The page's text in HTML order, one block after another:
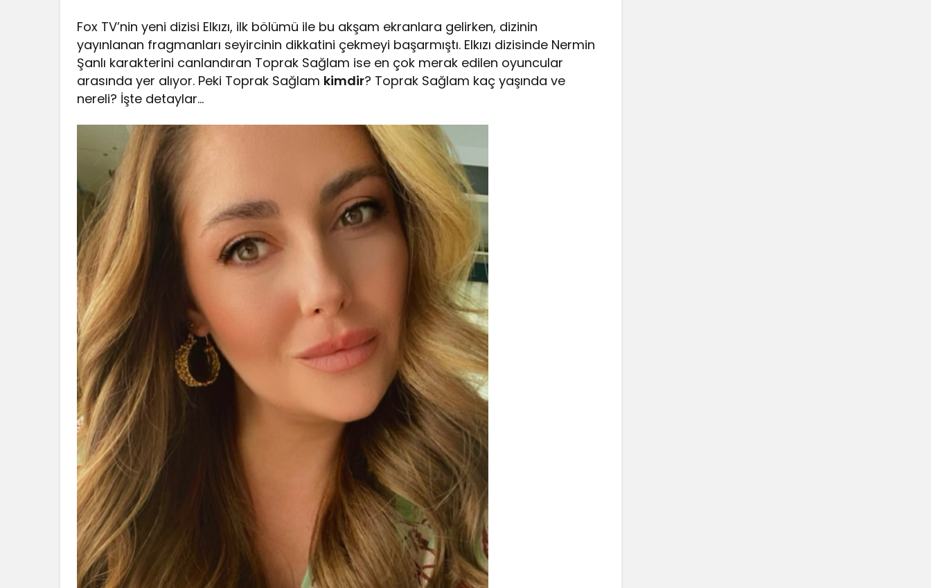
Fox TV’nin yeni dizisi Elkızı, ilk bölümü ile bu akşam ekranlara gelirken, dizinin
yayınlanan fragmanları seyircinin dikkatini çekmeyi başarmıştı. Elkızı dizisinde Nermin
Şanlı karakterini canlandıran Toprak Sağlam ise en çok merak edilen oyuncular
arasında yer alıyor. Peki Toprak Sağlam kimdir? Toprak Sağlam kaç yaşında ve
nereli? İşte detaylar…